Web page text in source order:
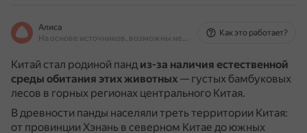
Алиса
На основе источников, возможны неточности
Как это работает?
Китай стал родиной панд из-за наличия естественной
среды обитания этих животных — густых бамбуковых
лесов в горных регионах центрального Китая.
В древности панды населяли треть территории Китая:
от провинции Хэнань в северном Китае до южных